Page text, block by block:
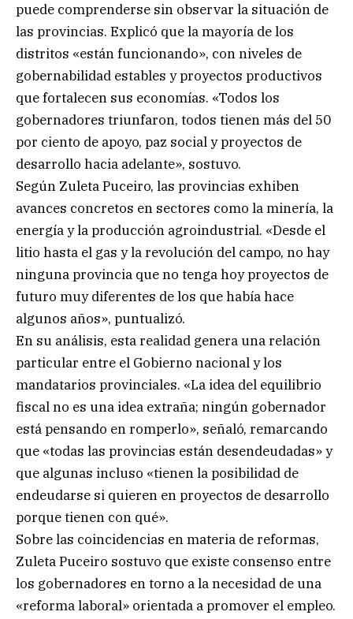
puede comprenderse sin observar la situación de
las provincias. Explicó que la mayoría de los
distritos «están funcionando», con niveles de
gobernabilidad estables y proyectos productivos
que fortalecen sus economías. «Todos los
gobernadores triunfaron, todos tienen más del 50
por ciento de apoyo, paz social y proyectos de
desarrollo hacia adelante», sostuvo.
Según Zuleta Puceiro, las provincias exhiben
avances concretos en sectores como la minería, la
energía y la producción agroindustrial. «Desde el
litio hasta el gas y la revolución del campo, no hay
ninguna provincia que no tenga hoy proyectos de
futuro muy diferentes de los que había hace
algunos años», puntualizó.
En su análisis, esta realidad genera una relación
particular entre el Gobierno nacional y los
mandatarios provinciales. «La idea del equilibrio
fiscal no es una idea extraña; ningún gobernador
está pensando en romperlo», señaló, remarcando
que «todas las provincias están desendeudadas» y
que algunas incluso «tienen la posibilidad de
endeudarse si quieren en proyectos de desarrollo
porque tienen con qué».
Sobre las coincidencias en materia de reformas,
Zuleta Puceiro sostuvo que existe consenso entre
los gobernadores en torno a la necesidad de una
«reforma laboral» orientada a promover el empleo.